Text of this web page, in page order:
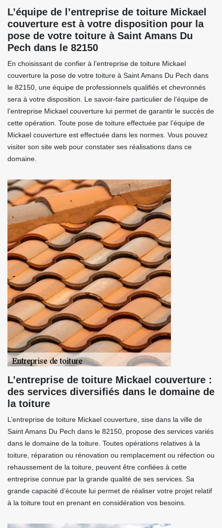
L’équipe de l’entreprise de toiture Mickael
couverture est à votre disposition pour la
pose de votre toiture à Saint Amans Du
Pech dans le 82150
En choisissant de confier à l’entreprise de toiture Mickael
couverture la pose de votre toiture à Saint Amans Du Pech dans
le 82150, une équipe de professionnels qualifiés et chevronnés
sera à votre disposition. Le savoir-faire particulier de l’équipe de
l’entreprise Mickael couverture lui permet de garantir le succès de
cette opération. Toute pose de toiture effectuée par l’équipe de
Mickael couverture est effectuée dans les normes. Vous pouvez
visiter son site web pour constater ses réalisations dans ce
domaine.
L’entreprise de toiture Mickael couverture :
des services diversifiés dans le domaine de
la toiture
L’entreprise de toiture Mickael couverture, sise dans la ville de
Saint Amans Du Pech dans le 82150, propose des services variés
dans le domaine de la toiture. Toutes opérations relatives à la
toiture, réparation ou rénovation ou remplacement ou réfection ou
rehaussement de la toiture, peuvent être confiées à cette
entreprise connue par la grande qualité de ses services. Sa
grande capacité d’écoute lui permet de réaliser votre projet relatif
à la toiture tout en prenant en considération vos besoins.